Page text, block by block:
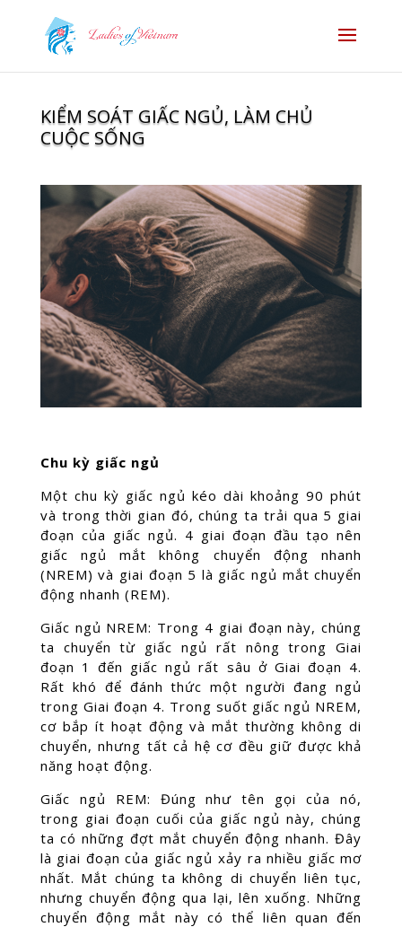
KIỂM SOÁT GIẤC NGỦ, LÀM CHỦ
CUỘC SỐNG
Chu kỳ giấc ngủ
Một chu kỳ giấc ngủ kéo dài khoảng 90 phút
và trong thời gian đó, chúng ta trải qua 5 giai
đoạn của giấc ngủ. 4 giai đoạn đầu tạo nên
giấc ngủ mắt không chuyển động nhanh
(NREM) và giai đoạn 5 là giấc ngủ mắt chuyển
động nhanh (REM).
Giấc ngủ NREM: Trong 4 giai đoạn này, chúng
ta chuyển từ giấc ngủ rất nông trong Giai
đoạn 1 đến giấc ngủ rất sâu ở Giai đoạn 4.
Rất khó để đánh thức một người đang ngủ
trong Giai đoạn 4. Trong suốt giấc ngủ NREM,
cơ bắp ít hoạt động và mắt thường không di
chuyển, nhưng tất cả hệ cơ đều giữ được khả
năng hoạt động.
Giấc ngủ REM: Đúng như tên gọi của nó,
trong giai đoạn cuối của giấc ngủ này, chúng
ta có những đợt mắt chuyển động nhanh. Đây
là giai đoạn của giấc ngủ xảy ra nhiều giấc mơ
nhất. Mắt chúng ta không di chuyển liên tục,
nhưng chuyển động qua lại, lên xuống. Những
chuyển động mắt này có thể liên quan đến